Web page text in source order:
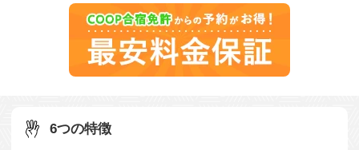
6つの特徴